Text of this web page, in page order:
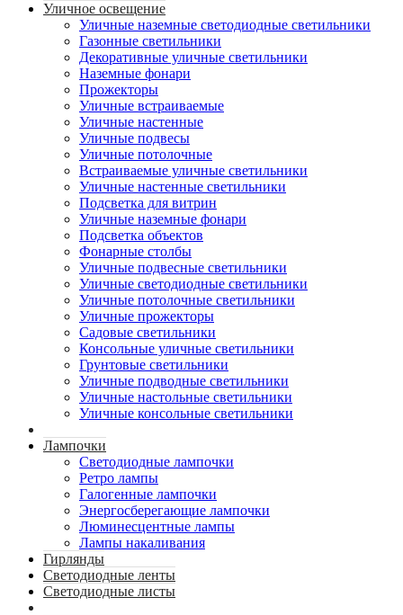
Уличное освещение
Уличные наземные светодиодные светильники
Газонные светильники
Декоративные уличные светильники
Наземные фонари
Прожекторы
Уличные встраиваемые
Уличные настенные
Уличные подвесы
Уличные потолочные
Встраиваемые уличные светильники
Уличные настенные светильники
Подсветка для витрин
Уличные наземные фонари
Подсветка объектов
Фонарные столбы
Уличные подвесные светильники
Уличные светодиодные светильники
Уличные потолочные светильники
Уличные прожекторы
Садовые светильники
Консольные уличные светильники
Грунтовые светильники
Уличные подводные светильники
Уличные настольные светильники
Уличные консольные светильники
Лампочки
Светодиодные лампочки
Ретро лампы
Галогенные лампочки
Энергосберегающие лампочки
Люминесцентные лампы
Лампы накаливания
Гирлянды
Светодиодные ленты
Светодиодные листы